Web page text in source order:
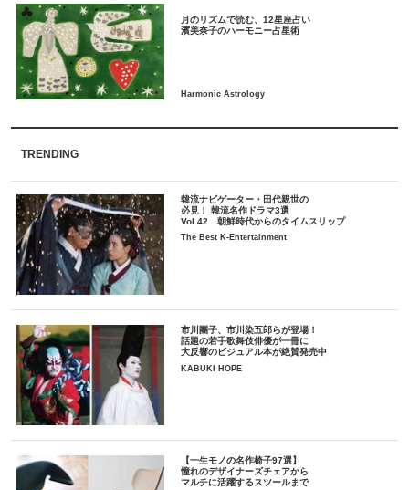
月のリズムで読む、12星座占い
TRENDING
韓流ナビゲーター・田代親世の
必見！ 韓流名作ドラマ3選
Vol.42 朝鮮時代からのタイムスリップ
The Best K-Entertainment
市川團子、市川染五郎らが登場！
話題の若手歌舞伎俳優が一冊に
大反響のビジュアル本が絶賛発売中
KABUKI HOPE
【一生モノの名作椅子97選】
憧れのデザイナーズチェアから
マルチに活躍するスツールまで